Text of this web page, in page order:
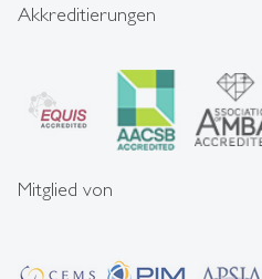
Akkreditierungen
Mitglied von